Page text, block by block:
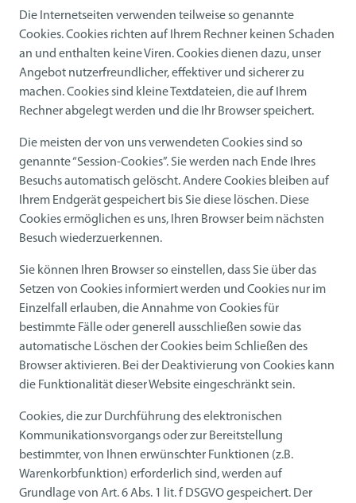
Die Internetseiten verwenden teilweise so genannte
Cookies. Cookies richten auf Ihrem Rechner keinen Schaden
an und enthalten keine Viren. Cookies dienen dazu, unser
Angebot nutzerfreundlicher, effektiver und sicherer zu
machen. Cookies sind kleine Textdateien, die auf Ihrem
Rechner abgelegt werden und die Ihr Browser speichert.
Die meisten der von uns verwendeten Cookies sind so
genannte “Session-Cookies”. Sie werden nach Ende Ihres
Besuchs automatisch gelöscht. Andere Cookies bleiben auf
Ihrem Endgerät gespeichert bis Sie diese löschen. Diese
Cookies ermöglichen es uns, Ihren Browser beim nächsten
Besuch wiederzuerkennen.
Sie können Ihren Browser so einstellen, dass Sie über das
Setzen von Cookies informiert werden und Cookies nur im
Einzelfall erlauben, die Annahme von Cookies für
bestimmte Fälle oder generell ausschließen sowie das
automatische Löschen der Cookies beim Schließen des
Browser aktivieren. Bei der Deaktivierung von Cookies kann
die Funktionalität dieser Website eingeschränkt sein.
Cookies, die zur Durchführung des elektronischen
Kommunikationsvorgangs oder zur Bereitstellung
bestimmter, von Ihnen erwünschter Funktionen (z.B.
Warenkorbfunktion) erforderlich sind, werden auf
Grundlage von Art. 6 Abs. 1 lit. f DSGVO gespeichert. Der